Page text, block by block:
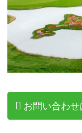
お問い合わせ